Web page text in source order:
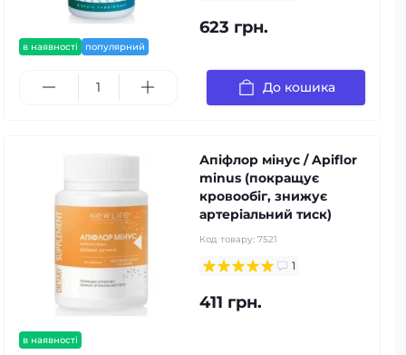
в наявності популярний
623 грн.
До кошика
в наявності
Апіфлор мінус / Apiflor
minus (покращує
кровообіг, знижує
артеріальний тиск)
Код товару: 7521
1
411 грн.